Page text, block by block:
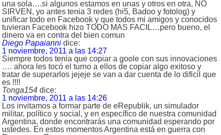
una sola….si algunos estamos en unas y otros en otra, NO
SIRVEN, yo antes tenia 3 redes (hi5, Badoo y fotolog) y
unificar todo en Facebook y que todos mi amigos y conocidos
tuvieran Facebook hizo TODO MAS FACIL…pero bueno, el
dinero va en contra del bien comun
Diego Papaianni dice:
1 noviembre, 2011 a las 14:27
Siempre todos tenia que copiar a goole con sus innovaciones
…. ahora les tocó el turno a ellos de copiar algo exitoso y
tratar de superarlos jejeje se van a dar cuenta de lo dificil que
es !!!!
Tonga154 dice:
1 noviembre, 2011 a las 14:26
Los invitamos a formar parte de eRepublik, un simulador
militar, político y social, y en específico de nuestra comunidad
Argentina, donde encontrarás una comunidad esperando por
ustedes. En estos momentos Argentina está en guerra con